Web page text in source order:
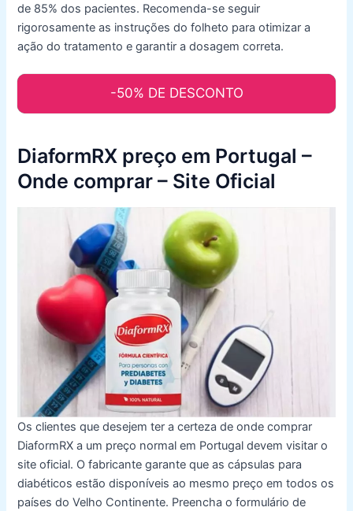
de 85% dos pacientes. Recomenda-se seguir
rigorosamente as instruções do folheto para otimizar a
ação do tratamento e garantir a dosagem correta.
-50% DE DESCONTO
DiaformRX preço em Portugal –
Onde comprar – Site Oficial
Os clientes que desejem ter a certeza de onde comprar
DiaformRX a um preço normal em Portugal devem visitar o
site oficial. O fabricante garante que as cápsulas para
diabéticos estão disponíveis ao mesmo preço em todos os
países do Velho Continente. Preencha o formulário de